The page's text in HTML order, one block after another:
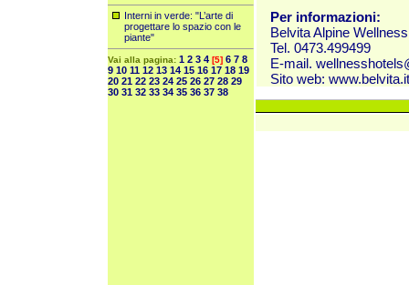
Interni in verde: "L’arte di
progettare lo spazio con le
piante"
Vai alla pagina: 1 2 3 4 [5] 6 7 8
9 10 11 12 13 14 15 16 17 18 19
20 21 22 23 24 25 26 27 28 29
30 31 32 33 34 35 36 37 38
Per informazioni:
Belvita Alpine
Tel. 0473.499499
E-mail.
Sito web: www.belvita.it